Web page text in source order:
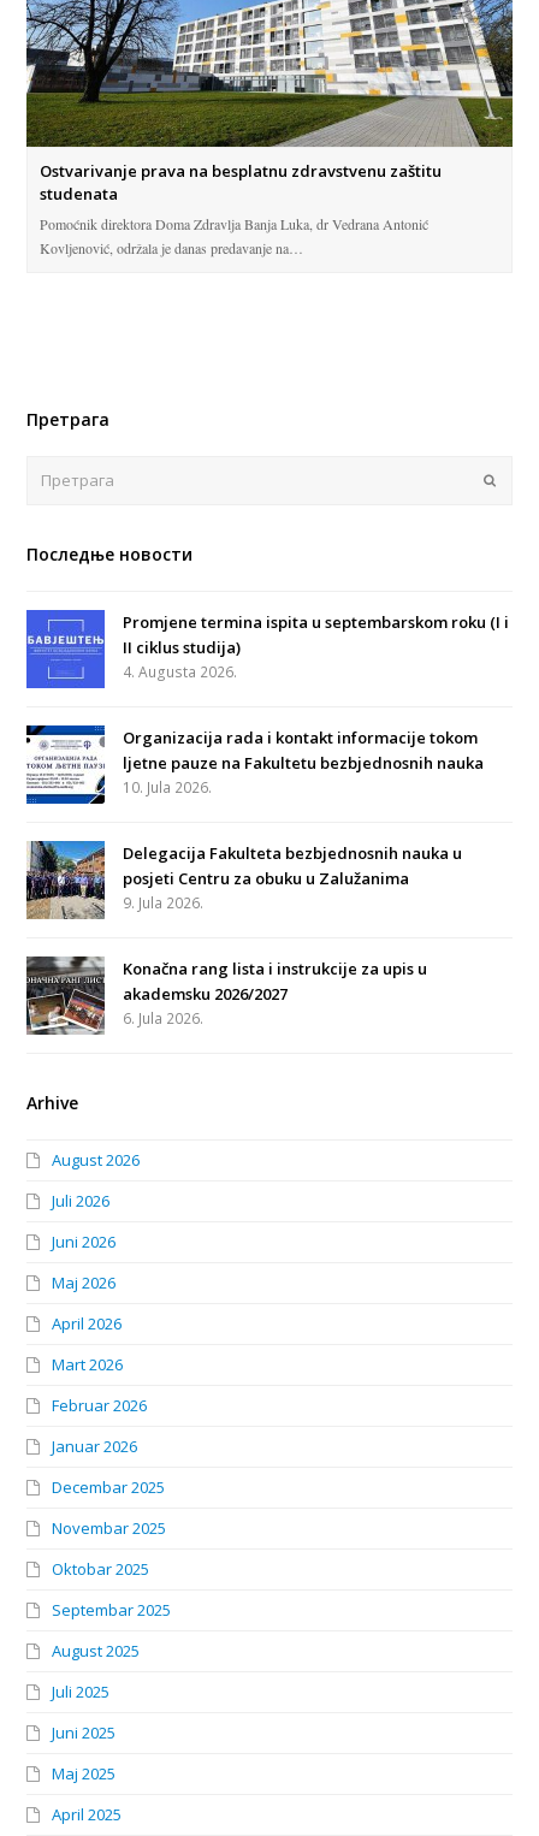
Ostvarivanje prava na besplatnu zdravstvenu zaštitu
studenata
Pomoćnik direktora Doma Zdravlja Banja Luka, dr Vedrana Antonić
Kovljenović, održala je danas predavanje na…
Претрага
Последње новости
Promjene termina ispita u septembarskom roku (I i
II ciklus studija)
4. Augusta 2026.
Organizacija rada i kontakt informacije tokom
ljetne pauze na Fakultetu bezbjednosnih nauka
10. Jula 2026.
Delegacija Fakulteta bezbjednosnih nauka u
posjeti Centru za obuku u Zalužanima
9. Jula 2026.
Konačna rang lista i instrukcije za upis u
akademsku 2026/2027
6. Jula 2026.
Arhive
August 2026
Juli 2026
Juni 2026
Maj 2026
April 2026
Mart 2026
Februar 2026
Januar 2026
Decembar 2025
Novembar 2025
Oktobar 2025
Septembar 2025
August 2025
Juli 2025
Juni 2025
Maj 2025
April 2025